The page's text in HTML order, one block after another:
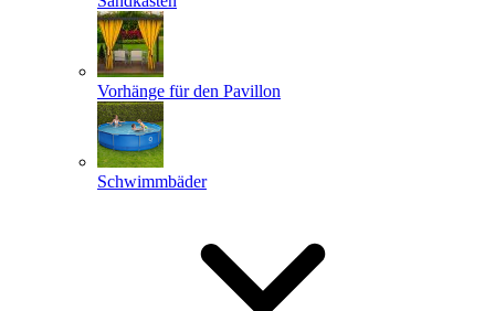
Vorhänge für den Pavillon
Schwimmbäder